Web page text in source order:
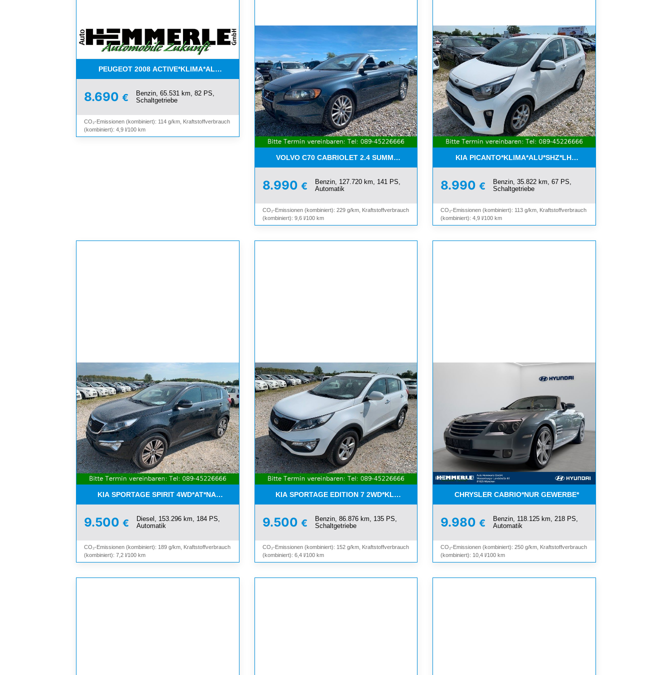
PEUGEOT 2008 ACTIVE*KLIMA*ALLWETTER*PDC*BLUETOOTH*
8.690 €
Benzin, 65.531 km, 82 PS,
Schaltgetriebe
CO₂-Emissionen (kombiniert): 114 g/km, Kraftstoffverbrauch
(kombiniert): 4,9 l/100 km
VOLVO C70 CABRIOLET 2.4 SUMMUM*LEDER*XENON*8-FACH ALU*
8.990 €
Benzin, 127.720 km, 141 PS,
Automatik
CO₂-Emissionen (kombiniert): 229 g/km, Kraftstoffverbrauch
(kombiniert): 9,6 l/100 km
KIA PICANTO*KLIMA*ALU*SHZ*LHZ*BLUETOOTH*
8.990€
Benzin, 35.822 km, 67 PS,
Schaltgetriebe
CO₂-Emissionen (kombiniert): 113 g/km, Kraftstoffverbrauch
(kombiniert): 4,9 l/100 km
KIA SPORTAGE SPIRIT 4WD*AT*NAVI*8-FACH*KAMERA*ALU*
9.500 €
Diesel, 153.296 km, 184 PS,
Automatik
CO₂-Emissionen (kombiniert): 189 g/km, Kraftstoffverbrauch
(kombiniert): 7,2 l/100 km
KIA SPORTAGE EDITION 7 2WD*KLIMA*SHZ*TEMPOMAT*
9.500 €
Benzin, 86.876 km, 135 PS,
Schaltgetriebe
CO₂-Emissionen (kombiniert): 152 g/km, Kraftstoffverbrauch
(kombiniert): 6,4 l/100 km
CHRYSLER CABRIO*NUR GEWERBE*
9.980€
Benzin, 118.125 km, 218 PS,
Automatik
CO₂-Emissionen (kombiniert): 250 g/km, Kraftstoffverbrauch
(kombiniert): 10,4 l/100 km